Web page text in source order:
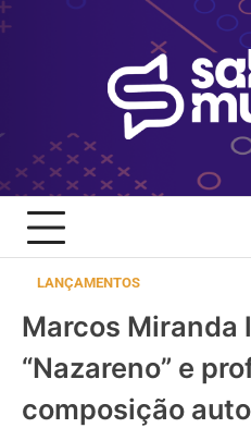
Skip
to
LANÇAMENTOS
Marcos Miranda
“Nazareno” e
composição